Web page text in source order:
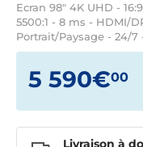
Ecran 98" 4K UHD -
5500:1 - 8 ms - HDMI/
Portrait/Paysage - 24/7
5 590€00
Livraison à